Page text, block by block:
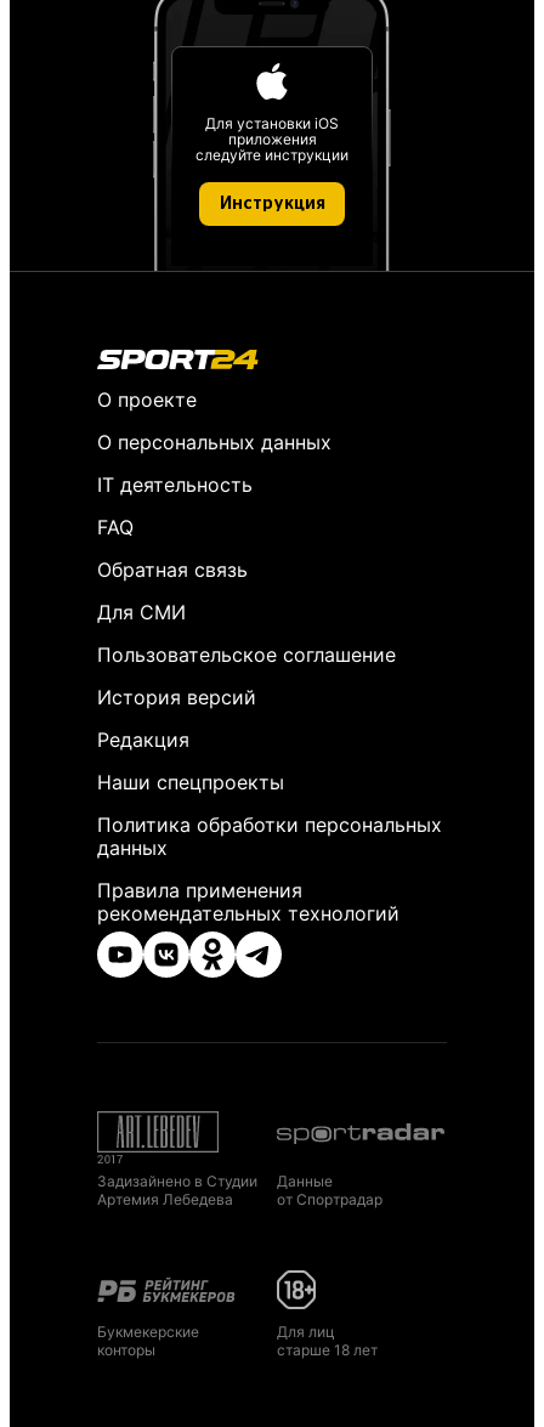
Для установки iOS
приложения
следуйте инструкции
Инструкция
О проекте
О персональных данных
IT деятельность
FAQ
Обратная связь
Для СМИ
Пользовательское соглашение
История версий
Редакция
Наши спецпроекты
Политика обработки персональных
данных
Правила применения
рекомендательных технологий
Задизайнено в Студии
Артемия Лебедева
Данные
от Спортрадар
Букмекерские
конторы
Для лиц
старше 18 лет